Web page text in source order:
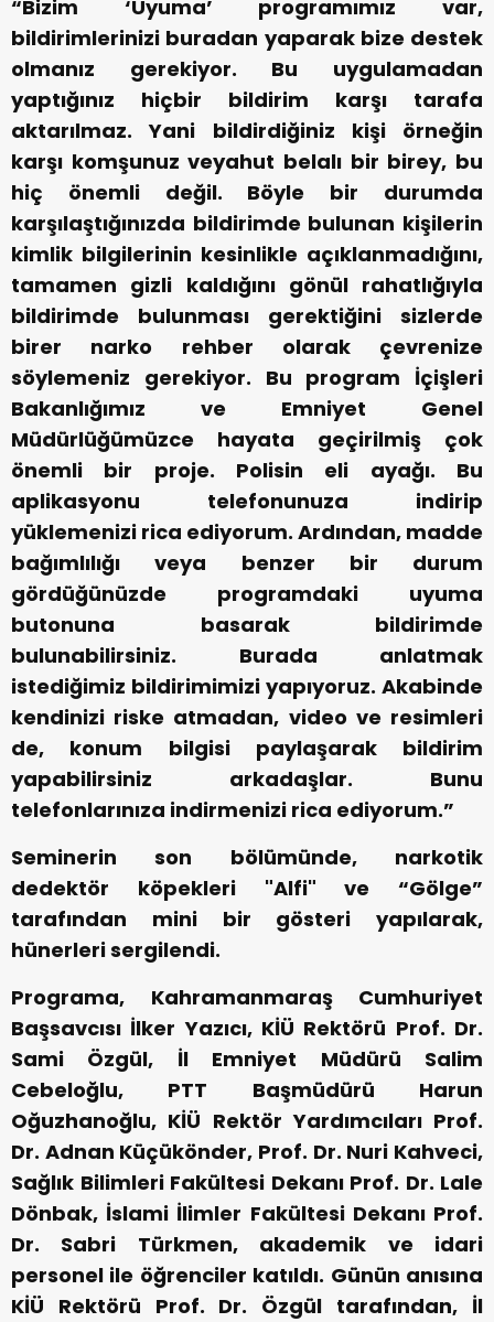
“Bizim ‘Uyuma’ programımız var,
bildirimlerinizi buradan yaparak bize destek
olmanız gerekiyor. Bu uygulamadan
yaptığınız hiçbir bildirim karşı tarafa
aktarılmaz. Yani bildirdiğiniz kişi örneğin
karşı komşunuz veyahut belalı bir birey, bu
hiç önemli değil. Böyle bir durumda
karşılaştığınızda bildirimde bulunan kişilerin
kimlik bilgilerinin kesinlikle açıklanmadığını,
tamamen gizli kaldığını gönül rahatlığıyla
bildirimde bulunması gerektiğini sizlerde
birer narko rehber olarak çevrenize
söylemeniz gerekiyor. Bu program İçişleri
Bakanlığımız ve Emniyet Genel
Müdürlüğümüzce hayata geçirilmiş çok
önemli bir proje. Polisin eli ayağı. Bu
aplikasyonu telefonunuza indirip
yüklemenizi rica ediyorum. Ardından, madde
bağımlılığı veya benzer bir durum
gördüğünüzde programdaki uyuma
butonuna basarak bildirimde
bulunabilirsiniz. Burada anlatmak
istediğimiz bildirimimizi yapıyoruz. Akabinde
kendinizi riske atmadan, video ve resimleri
de, konum bilgisi paylaşarak bildirim
yapabilirsiniz arkadaşlar. Bunu
telefonlarınıza indirmenizi rica ediyorum.”
Seminerin son bölümünde, narkotik
dedektör köpekleri "Alfi" ve “Gölge”
tarafından mini bir gösteri yapılarak,
hünerleri sergilendi.
Programa, Kahramanmaraş Cumhuriyet
Başsavcısı İlker Yazıcı, KİÜ Rektörü Prof. Dr.
Sami Özgül, İl Emniyet Müdürü Salim
Cebeloğlu, PTT Başmüdürü Harun
Oğuzhanoğlu, KİÜ Rektör Yardımcıları Prof.
Dr. Adnan Küçükönder, Prof. Dr. Nuri Kahveci,
Sağlık Bilimleri Fakültesi Dekanı Prof. Dr. Lale
Dönbak, İslami İlimler Fakültesi Dekanı Prof.
Dr. Sabri Türkmen, akademik ve idari
personel ile öğrenciler katıldı. Günün anısına
KİÜ Rektörü Prof. Dr. Özgül tarafından, İl